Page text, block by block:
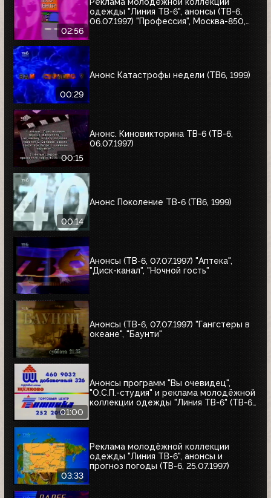
02:56
одежды "Линия ТВ-6", анонсы (ТВ-6,
06.07.1997) "Профессия", Москва-850,
00:29
Анонс Катастрофы недели (ТВ6, 1999)
00:15
Анонс. Киновикторина ТВ-6 (ТВ-6,
06.07.1997)
00:14
Анонс Поколение ТВ-6 (ТВ6, 1999)
Анонсы (ТВ-6, 07.07.1997) "Аптека",
"Диск-канал", "Ночной гость"
Анонсы (ТВ-6, 07.07.1997) "Гангстеры в
океане", "Баунти"
01:00
Анонсы программ "Вы очевидец",
"О.С.П.-студия" и реклама молодёжной
коллекции одежды "Линия ТВ-6" (ТВ-6,
03:33
Реклама молодёжной коллекции
одежды "Линия ТВ-6", анонсы и
прогноз погоды (ТВ-6, 25.07.1997)